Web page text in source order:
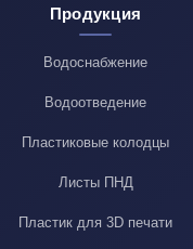
Продукция
Водоснабжение
Водоотведение
Пластиковые колодцы
Листы ПНД
Пластик для 3D печати